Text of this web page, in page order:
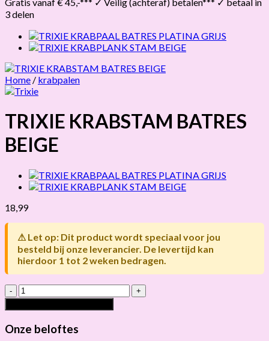
3 delen
Home / krabpalen
TRIXIE KRABSTAM BATRES
BEIGE
18,99
⚠ Let op: Dit product wordt speciaal voor jou
besteld bij onze leverancier. De levertijd kan
hierdoor 1 tot 2 weken bedragen.
TRIXIE
KRABSTAM
BATRES
BEIGE
hoeveelheid
Onze beloftes